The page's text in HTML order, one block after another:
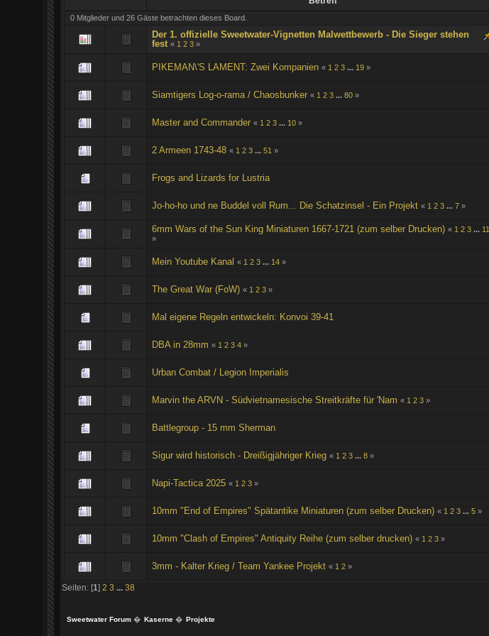
0 Mitglieder und 26 Gäste betrachten dieses Board.
Der 1. offizielle Sweetwater-Vignetten Malwettbewerb - Die Sieger stehen
fest « 1 2 3»
PIKEMAN\'S LAMENT: Zwei Kompanien « 1 2 3 ... 19»
Siamtigers Log-o-rama / Chaosbunker « 1 2 3 ... 80»
Master and Commander « 1 2 3 ... 10»
2 Armeen 1743-48 « 1 2 3 ... 51 »
Frogs and Lizards for Lustria
Jo-ho-ho und ne Buddel voll Rum... Die Schatzinsel - Ein Projekt « 1 2 3 ... 7»
6mm Wars of the Sun King Miniaturen 1667-1721 (zum selber Drucken) « 1 2 3 ... 11
»
Mein Youtube Kanal « 1 2 3 ... 14»
The Great War (FoW) « 1 2 3»
Mal eigene Regeln entwickeln: Konvoi 39-41
DBA in 28mm « 1 2 3 4»
Urban Combat / Legion Imperialis
Marvin the ARVN - Südvietnamesische Streitkräfte für 'Nam « 1 2 3»
Battlegroup - 15 mm Sherman
Sigur wird historisch - Dreißigjähriger Krieg « 1 2 3 ... 8»
Napi-Tactica 2025 « 1 2 3»
10mm "End of Empires" Spätantike Miniaturen (zum selber Drucken) « 1 2 3 ... 5»
10mm "Clash of Empires" Antiquity Reihe (zum selber drucken) « 1 2 3»
3mm - Kalter Krieg / Team Yankee Projekt « 1 2»
Seiten: [1]2 3 ...38
Sweetwater Forum� Kaserne� Projekte